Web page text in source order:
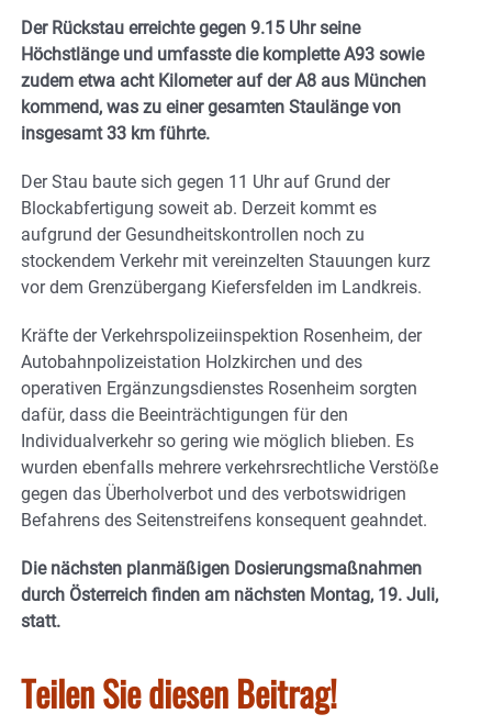
Der Rückstau erreichte gegen 9.15 Uhr seine
Höchstlänge und umfasste die komplette A93 sowie
zudem etwa acht Kilometer auf der A8 aus München
kommend, was zu einer gesamten Staulänge von
insgesamt 33 km führte.
Der Stau baute sich gegen 11 Uhr auf Grund der
Blockabfertigung soweit ab. Derzeit kommt es
aufgrund der Gesundheitskontrollen noch zu
stockendem Verkehr mit vereinzelten Stauungen kurz
vor dem Grenzübergang Kiefersfelden im Landkreis.
Kräfte der Verkehrspolizeiinspektion Rosenheim, der
Autobahnpolizeistation Holzkirchen und des
operativen Ergänzungsdienstes Rosenheim sorgten
dafür, dass die Beeinträchtigungen für den
Individualverkehr so gering wie möglich blieben. Es
wurden ebenfalls mehrere verkehrsrechtliche Verstöße
gegen das Überholverbot und des verbotswidrigen
Befahrens des Seitenstreifens konsequent geahndet.
Die nächsten planmäßigen Dosierungsmaßnahmen
durch Österreich finden am nächsten Montag, 19. Juli,
statt.
Teilen Sie diesen Beitrag!